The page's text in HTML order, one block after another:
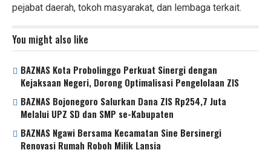
pejabat daerah, tokoh masyarakat, dan lembaga terkait.
You might also like
BAZNAS Kota Probolinggo Perkuat Sinergi dengan
Kejaksaan Negeri, Dorong Optimalisasi Pengelolaan ZIS
BAZNAS Bojonegoro Salurkan Dana ZIS Rp254,7 Juta
Melalui UPZ SD dan SMP se-Kabupaten
BAZNAS Ngawi Bersama Kecamatan Sine Bersinergi
Renovasi Rumah Roboh Milik Lansia